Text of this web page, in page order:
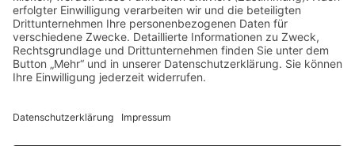
Alle Cookies löschen
Powered byphpBB® Forum Software © phpBB Limited
Deutsche Übersetzung durchphpBB.de
Datenschutz |Nutzungsbedingungen
Time: 0.016s| Peak Memory Usage: 10.36 MiB | GZIP: Off